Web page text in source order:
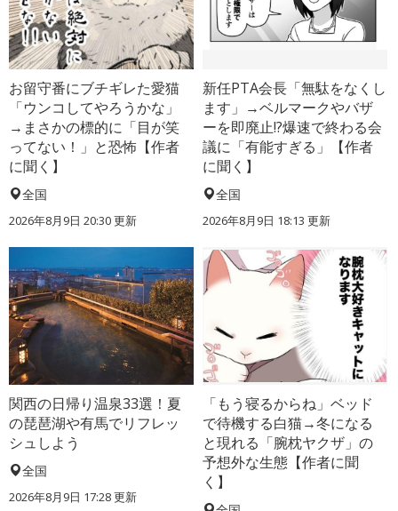
お留守番にブチギレた愛猫
「ウンコしてやろうかな」
→まさかの標的に「目が笑
ってない！」と恐怖【作者
に聞く】
全国
2026年8月9日 20:30更新
新任PTA会長「無駄をなくし
ます」→ベルマークやバザ
ーを即廃止!?爆速で終わる会
議に「有能すぎる」【作者
に聞く】
全国
2026年8月9日 18:13 更新
関西の日帰り温泉33選！夏
の琵琶湖や有馬でリフレッ
シュしよう
全国
2026年8月9日 17:28更新
「もう寝るからね」ベッド
で待機する白猫→冬になる
と現れる「腕枕ヤクザ」の
予想外な生態【作者に聞
く】